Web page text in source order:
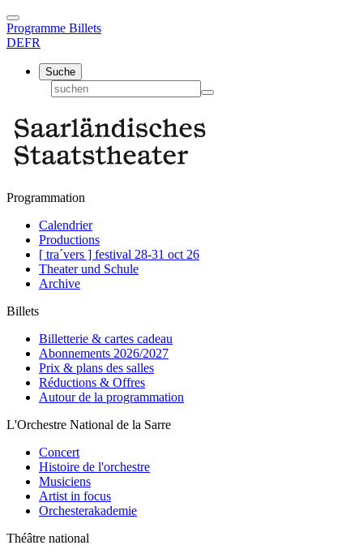
Programme Billets
DEFR
Suche
Programmation
Calendrier
Productions
[ tra´vers ] festival 28-31 oct 26
Theater und Schule
Archive
Billets
Billetterie & cartes cadeau
Abonnements 2026/2027
Prix & plans des salles
Réductions & Offres
Autour de la programmation
L'Orchestre National de la Sarre
Concert
Histoire de l'orchestre
Musiciens
Artist in focus
Orchesterakademie
Théâtre national